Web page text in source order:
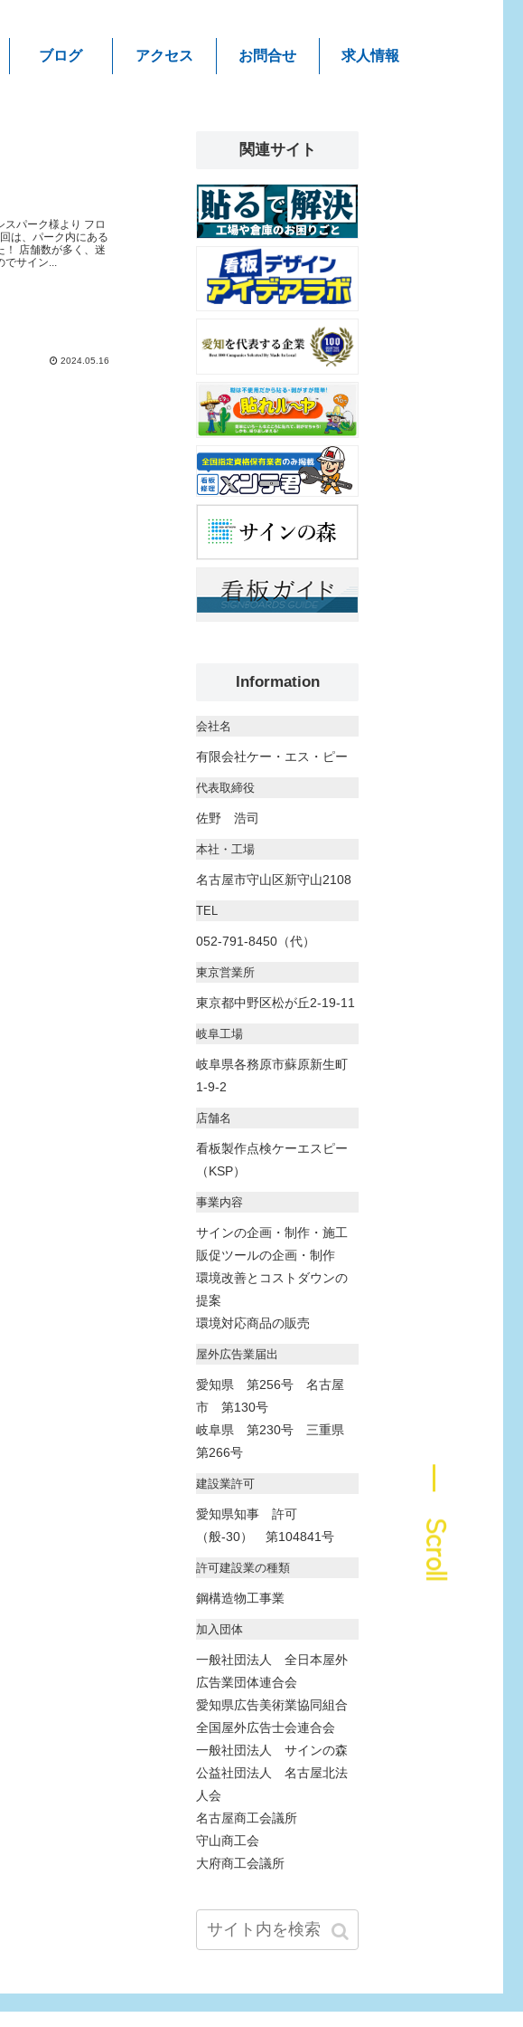
ブログ アクセス お問合せ 求人情報
― Scroll
パーク様より フロ
は、パーク内にある
！ 店舗数が多く、迷
サイン...
2024.05.16
関連サイト
Information
会社名
有限会社ケー・エス・ピー
代表取締役
佐野 浩司
本社・工場
名古屋市守山区新守山2108
TEL
052-791-8450（代）
東京営業所
東京都中野区松が丘2-19-11
岐阜工場
岐阜県各務原市蘇原新生町
1-9-2
店舗名
看板製作点検ケーエスピー
（KSP）
事業内容
サインの企画・制作・施工
販促ツールの企画・制作
環境改善とコストダウンの
提案
環境対応商品の販売
屋外広告業届出
愛知県 第256号 名古屋
市 第130号
岐阜県 第230号 三重県
第266号
建設業許可
愛知県知事 許可
（般-30） 第104841号
許可建設業の種類
鋼構造物工事業
加入団体
一般社団法人 全日本屋外
広告業団体連合会
愛知県広告美術業協同組合
全国屋外広告士会連合会
一般社団法人 サインの森
公益社団法人 名古屋北法
人会
名古屋商工会議所
守山商工会
大府商工会議所